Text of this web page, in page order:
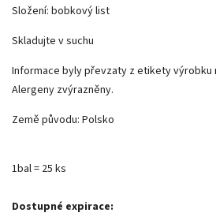
Složení: bobkový list
Skladujte v suchu
Informace byly převzaty z etikety výrobku
Alergeny zvýrazněny.
Země původu: Polsko
1bal = 25 ks
Dostupné expirace: